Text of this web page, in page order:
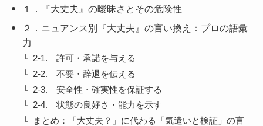
１．『大丈夫』の曖昧さとその危険性
２．ニュアンス別『大丈夫』の言い換え：プロの語彙
力
2-1. 許可・承諾を与える
2-2. 不要・辞退を伝える
2-3. 安全性・確実性を保証する
2-4. 状態の良好さ・能力を示す
まとめ：「大丈夫？」に代わる「気遣いと検証」の言